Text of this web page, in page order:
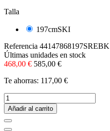
Talla
197cmSKI
Referencia 44147868197SREBK
Últimas unidades en stock
468,00 € 585,00 €
Te ahorras: 117,00 €
Añadir al carrito